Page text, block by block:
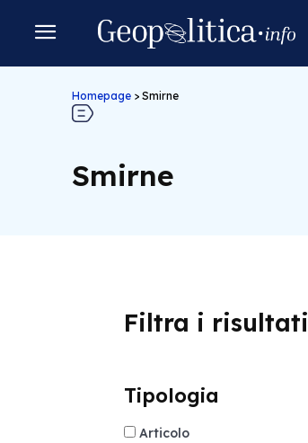
Homepage > Smirne
Smirne
Filtra i risultati
Tipologia
Articolo